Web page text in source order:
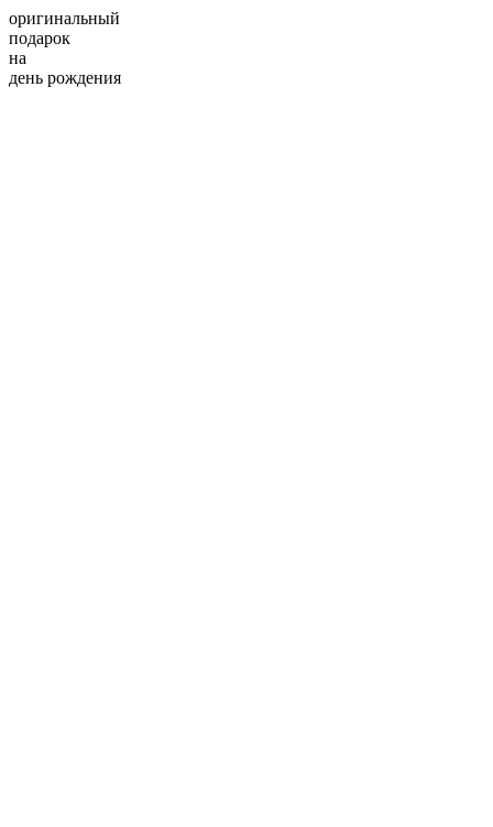
оригинальный
подарок
на
день рождения